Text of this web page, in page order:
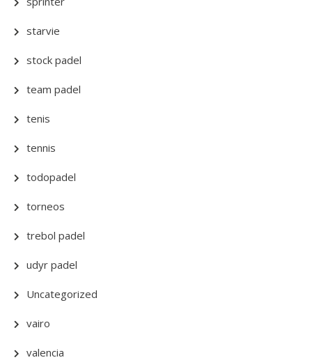
starvie
stock padel
team padel
tenis
tennis
todopadel
torneos
trebol padel
udyr padel
Uncategorized
vairo
valencia